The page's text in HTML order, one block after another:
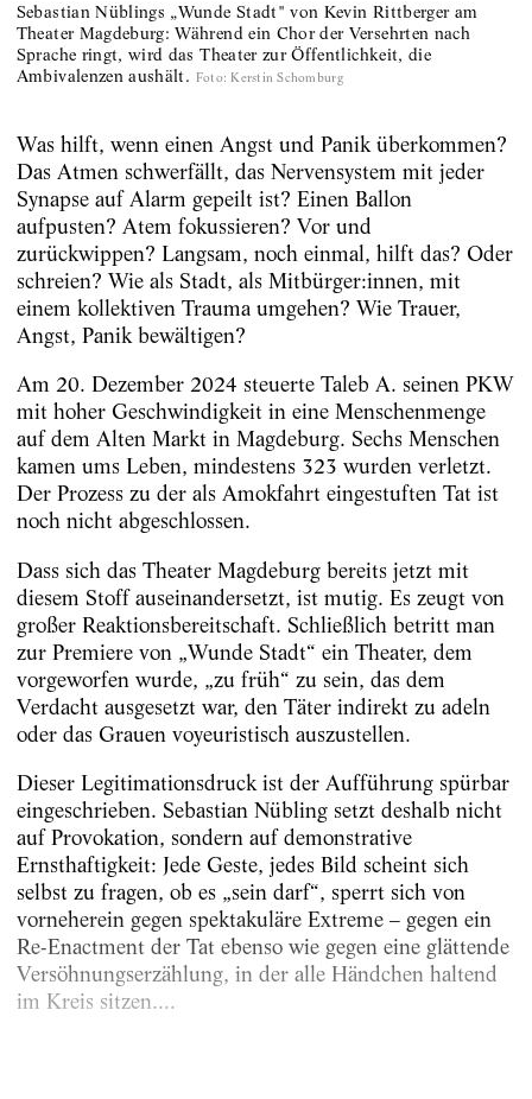
Sebastian Nüblings „Wunde Stadt" von Kevin Rittberger am
Theater Magdeburg: Während ein Chor der Versehrten nach
Sprache ringt, wird das Theater zur Öffentlichkeit, die
Ambivalenzen aushält. Foto: Kerstin Schomburg
Was hilft, wenn einen Angst und Panik überkommen?
Das Atmen schwerfällt, das Nervensystem mit jeder
Synapse auf Alarm gepeilt ist? Einen Ballon
aufpusten? Atem fokussieren? Vor und
zurückwippen? Langsam, noch einmal, hilft das? Oder
schreien? Wie als Stadt, als Mitbürger:innen, mit
einem kollektiven Trauma umgehen? Wie Trauer,
Angst, Panik bewältigen?
Am 20. Dezember 2024 steuerte Taleb A. seinen PKW
mit hoher Geschwindigkeit in eine Menschenmenge
auf dem Alten Markt in Magdeburg. Sechs Menschen
kamen ums Leben, mindestens 323 wurden verletzt.
Der Prozess zu der als Amokfahrt eingestuften Tat ist
noch nicht abgeschlossen.
Dass sich das Theater Magdeburg bereits jetzt mit
diesem Stoff auseinandersetzt, ist mutig. Es zeugt von
großer Reaktionsbereitschaft. Schließlich betritt man
zur Premiere von „Wunde Stadt“ ein Theater, dem
vorgeworfen wurde, „zu früh“ zu sein, das dem
Verdacht ausgesetzt war, den Täter indirekt zu adeln
oder das Grauen voyeuristisch auszustellen.
Dieser Legitimationsdruck ist der Aufführung spürbar
eingeschrieben. Sebastian Nübling setzt deshalb nicht
auf Provokation, sondern auf demonstrative
Ernsthaftigkeit: Jede Geste, jedes Bild scheint sich
selbst zu fragen, ob es „sein darf“, sperrt sich von
vorneherein gegen spektakuläre Extreme – gegen ein
Re-Enactment der Tat ebenso wie gegen eine glättende
Versöhnungserzählung, in der alle Händchen haltend
im Kreis sitzen....